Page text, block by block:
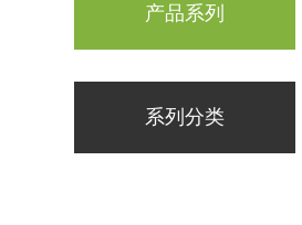
产品系列
系列分类